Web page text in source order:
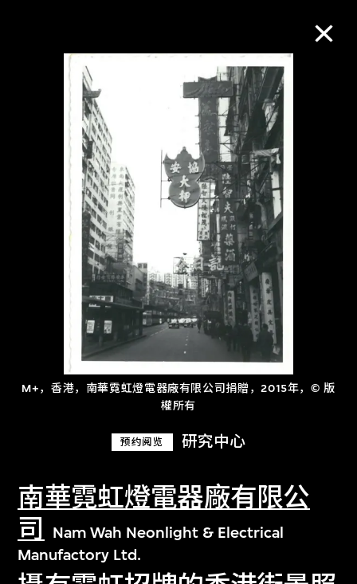
M+，香港，南華霓虹燈電器廠有限公司捐贈，2015年，© 版
權所有
预约阅览 研究中心
南華霓虹燈電器廠有限公
司
Nam Wah Neonlight & Electrical
Manufactory Ltd.
M+藏品
进一步筛选
关于M+藏品
探索世界顶级的二十及二十一世纪视觉
文化藏品。